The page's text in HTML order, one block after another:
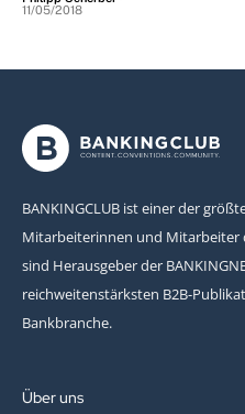
11/05/2018
BANKINGCLUB ist einer der
Mitarbeiterinnen und Mitarbeiter
sind Herausgeber der
reichweitenstärksten B2B-
Bankbranche.
Über uns